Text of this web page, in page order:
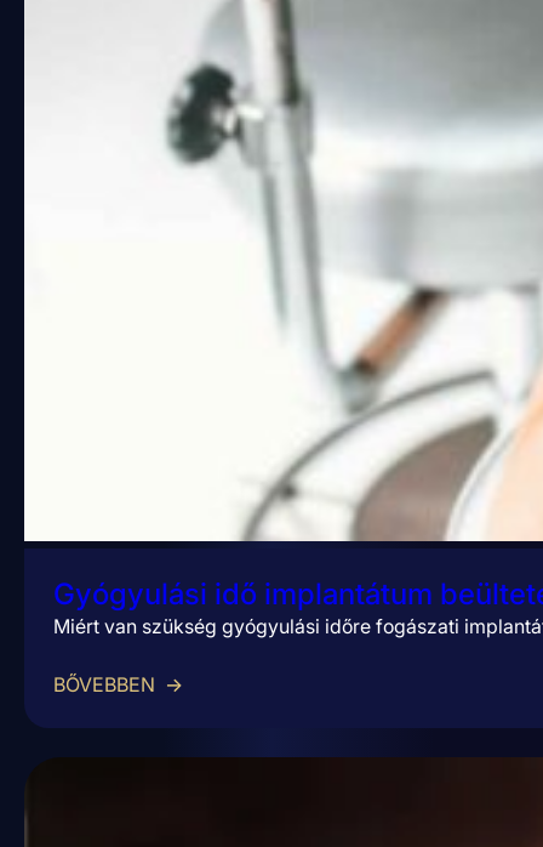
Gyógyulási idő implantátum
Miért van szükség gyógyulási időre fogászati
BŐVEBBEN →